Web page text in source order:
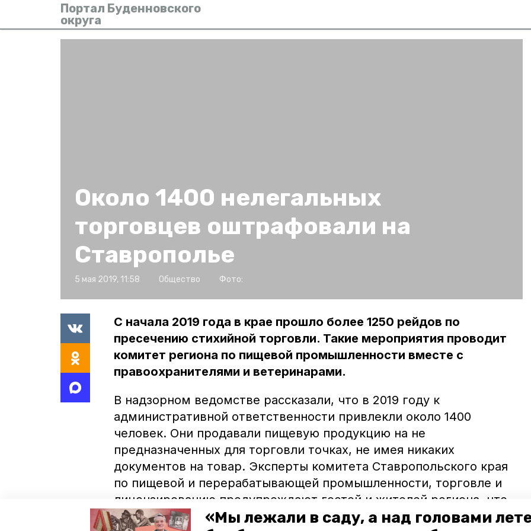
«Мы лежали в саду, а над головами
Портал Буденновского
округа
Около 1400 нелегальных
торговцев оштрафовали на
Ставрополье
5 мая 2019, 11:58 Общество Фото:
С начала 2019 года в крае прошло более 1250 рейдов по
пресечению стихийной торговли. Такие мероприятия проводит
комитет региона по пищевой промышленности вместе с
правоохранителями и ветеринарами.
В надзорном ведомстве рассказали, что в 2019 году к
административной ответственности привлекли около 1400
человек. Они продавали пищевую продукцию на не
предназначенных для торговли точках, не имея никаких
документов на товар. Эксперты комитета Ставропольского края
по пищевой и перерабатывающей промышленности, торговле и
лицензированию предупреждают гостей и жителей региона, что
на стихийных рынках продукты не проходят санитарно-